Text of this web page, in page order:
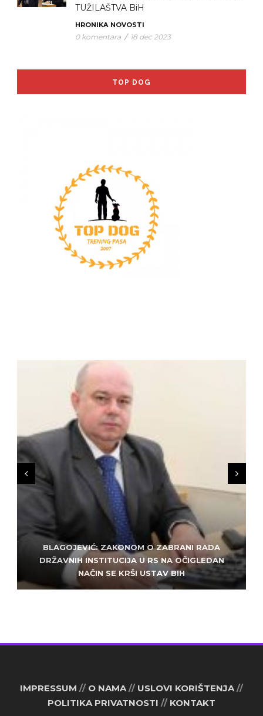
TUŽILAŠTVA BiH
HRONIKA NOVOSTI
0 komentara / 18 dec 2023
TOP DOG
BLAGOJEVIĆ: ZAKONOM O ZABRANI RADA
DRŽAVNIH INSTITUCIJA U RS NA OČIGLEDAN
NAČIN SE KRŠI USTAV BIH
ZLATKO MILETIĆ: DODIK NEMA KUD OD
KRIMINALA, LJUDE IZ REPUBLIEK SRPSKE VUČE U
HAOS
SARAJEVO: ALEM MUDŽELET – ČOVJEK OD
POVJERENJA
IMPRESSUM // O NAMA // USLOVI KORIŠTENJA //
POLITIKA PRIVATNOSTI // KONTAKT